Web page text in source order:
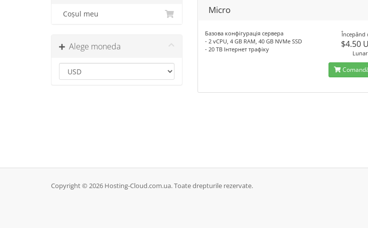
Coșul meu
Alege moneda
Micro
Базова конфігурація сервера
- 2 vCPU, 4 GB RAM, 40 GB NVMe SSD
- 20 TB Інтернет трафіку
Începănd
$4.50
Lunar
Copyright © 2026 Hosting-Cloud.com.ua. Toate drepturile rezervate.